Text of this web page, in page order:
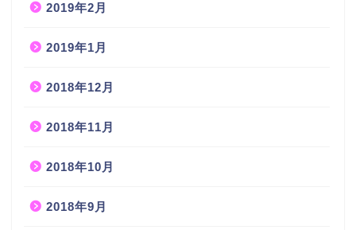
2019年2月
2019年1月
2018年12月
2018年11月
2018年10月
2018年9月